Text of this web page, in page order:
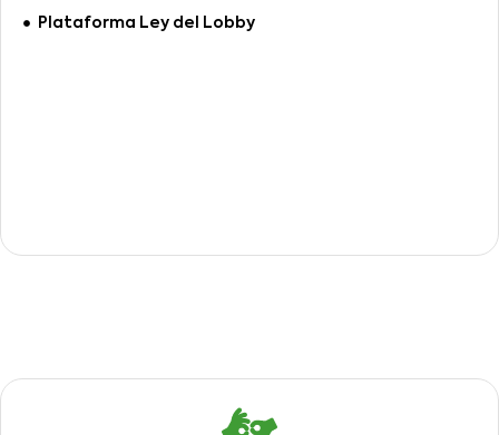
Plataforma Ley del Lobby